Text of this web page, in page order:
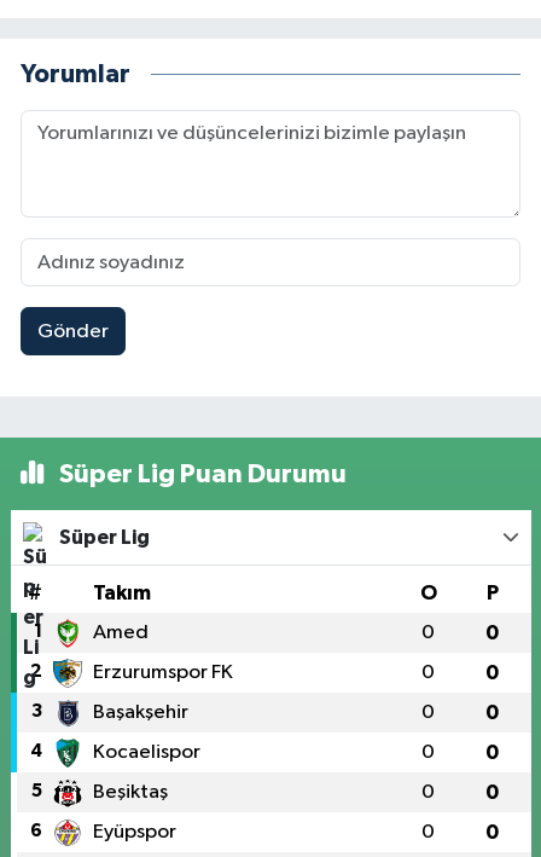
Yorumlar
Gönder
Süper Lig Puan Durumu
Süper Lig
# Takım O P
1 Amed 0 0
2 Erzurumspor FK 0 0
3 Başakşehir 0 0
4 Kocaelispor 0 0
5 Beşiktaş 0 0
6 Eyüpspor 0 0